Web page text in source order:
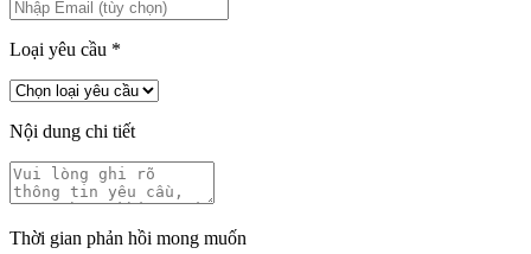
Loại yêu cầu *
Nội dung chi tiết
Thời gian phản hồi mong muốn